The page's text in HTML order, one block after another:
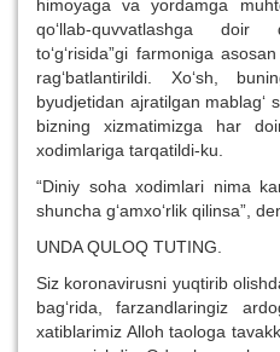
himoyaga va yordamga
qo‘llab-quvvatlashga doir
to‘g‘risida”gi farmoniga
rag‘batlantirildi. Xo‘sh,
byudjetidan ajratilgan mablag‘
bizning xizmatimizga har
xodimlariga tarqatildi-ku.
“Diniy soha xodimlari nima
shuncha g‘amxo‘rlik qilinsa”,
UNDA QULOQ TUTING.
Siz koronavirusni yuqtirib
bag‘rida, farzandlaringiz
xatiblarimiz Alloh taologa